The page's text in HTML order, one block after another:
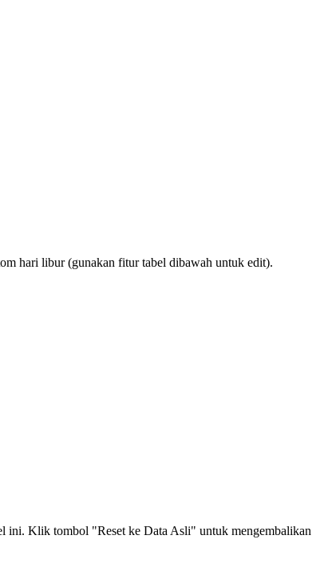
hari libur (gunakan fitur tabel dibawah untuk edit).
ini. Klik tombol "Reset ke Data Asli" untuk mengembalikan